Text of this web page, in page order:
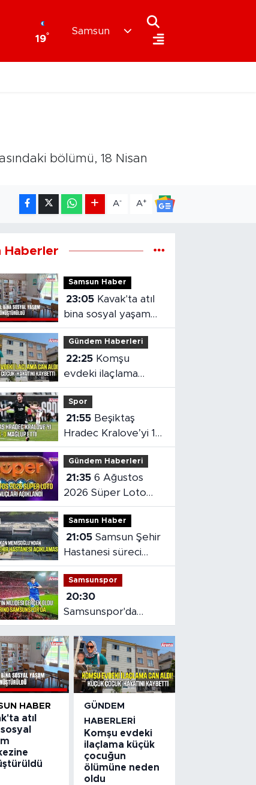
19°
Samsun
bölümü, 18 Nisan
A- A+
Haberler
Samsun Haber
23:05
bina sosyal yaşam
merkezine
dönüştürüldü
Gündem Haberleri
22:25
evdeki ilaçlama
küçük çocuğun
ölümüne neden oldu
Spor
21:55
Hradec Kralove’yi 1-
0 mağlup etti
Gündem Haberleri
21:35 6 Ağustos
2026 Süper Loto
sonuçları açıklandı
Samsun Haber
21:05 Samsun Şehir
Hastanesi süreci
masaya yatırıldı
Samsunspor
20:30
Samsunspor'da
Gabriele dönemi
başladı
HABER
atıl
GÜNDEM
HABERLERI
Komşu evdeki
ilaçlama küçük
çocuğun
ölümüne neden
oldu